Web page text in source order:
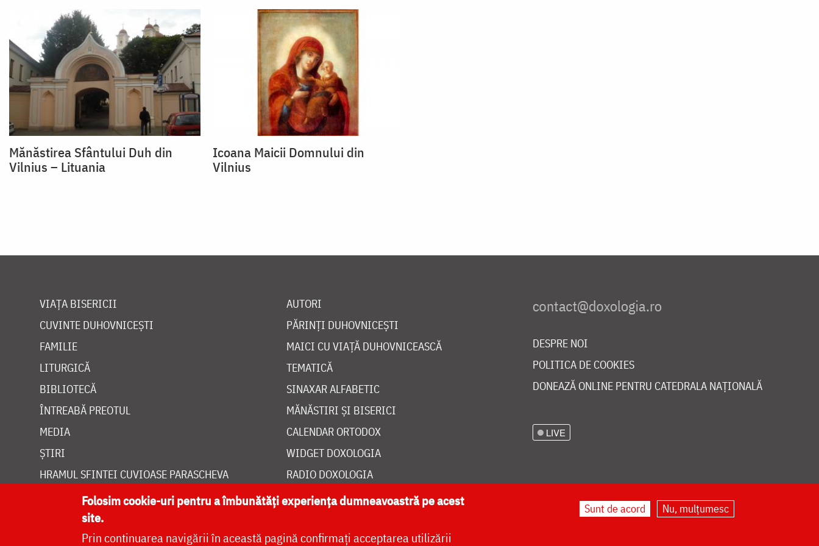
Mănăstirea Sfântului Duh din
Vilnius – Lituania
Icoana Maicii Domnului din
Vilnius
VIAȚA BISERICII
CUVINTE DUHOVNICEȘTI
FAMILIE
LITURGICĂ
BIBLIOTECĂ
ÎNTREABĂ PREOTUL
MEDIA
ȘTIRI
HRAMUL SFINTEI CUVIOASE PARASCHEVA
AUTORI
PĂRINȚI DUHOVNICEȘTI
MAICI CU VIAȚĂ DUHOVNICEASCĂ
TEMATICĂ
SINAXAR ALFABETIC
MĂNĂSTIRI ȘI BISERICI
CALENDAR ORTODOX
WIDGET DOXOLOGIA
RADIO DOXOLOGIA
DESPRE NOI
POLITICA DE COOKIES
DONEAZĂ ONLINE PENTRU CATEDRALA NAȚIONALĂ
LIVE
Folosim cookie-uri pentru a îmbunătăți experiența dumneavoastră pe acest
site.
Prin continuarea navigării în această pagină confirmați acceptarea utilizării
Sunt de acord Nu, mulțumesc